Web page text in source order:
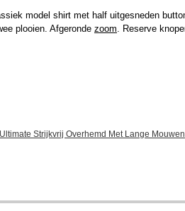
model shirt met half uitgesneden
plooien. Afgeronde zoom. Reserve
Strijkvrij Overhemd Met Lange Mouwen